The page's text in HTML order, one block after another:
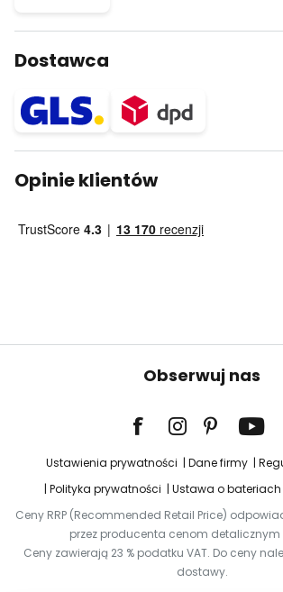
Dostawca
Opinie klientów
Obserwuj nas
Ustawienia prywatności Dane firmy
Polityka prywatności
Ustawa o bateriach
Ceny RRP (Recommended Retail Price)
przez producenta cenom detalicznym
Ceny zawierają 23 % podatku VAT. Do ceny
dostawy.